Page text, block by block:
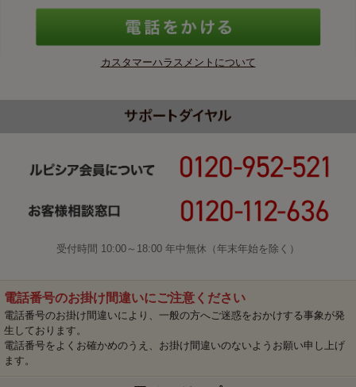
カスタマーハラスメントについて
受付時間 10:00～18:00 年中無休（年末年始を除く）
電話番号のお掛け間違いにご注意ください
電話番号のお掛け間違いにより、一般の方へご迷惑をおかけする事象が発
生しております。
電話番号をよくお確かめのうえ、お掛け間違いのないようお願い申し上げ
ます。